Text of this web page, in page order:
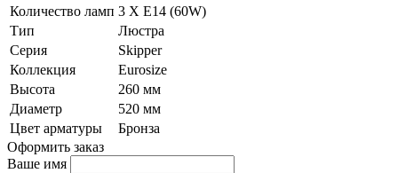
Количество ламп 3 Х E14 (60W)
Тип
Люстра
Серия
Skipper
Коллекция
Eurosize
Высота
260 мм
Диаметр
520 мм
Цвет арматуры
Бронза
Оформить заказ
Ваше имя